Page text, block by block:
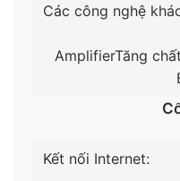
*Hình ảnh chỉ mang
Công nghệ âm thanh
– Hệ thống loa
tạo chất âm chân
Các công nghệ
AmplifierTăng
Kết nối Internet: